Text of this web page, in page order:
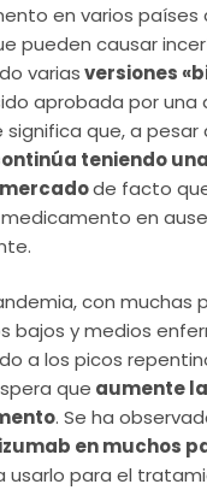
en varios países
pueden causar
variasversiones
aprobada por una
significa que, a
teniendo una
de facto
en
con muchas
bajos y medios
a los picos
que aumente
. Se ha
en muchos
usarlo para el